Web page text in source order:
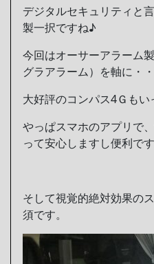
デジタルセキュリティと
製一択ですね♪
今回はオーサーアラーム
グラアラーム）を軸に・・
大好評のコンパス4Ｇもい
やっぱスマホのアプリで
って安心しますし便利です
そして視覚的絶対効果の
須です。